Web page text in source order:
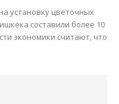
установку цветочных
составили более 10
экономики считают, что